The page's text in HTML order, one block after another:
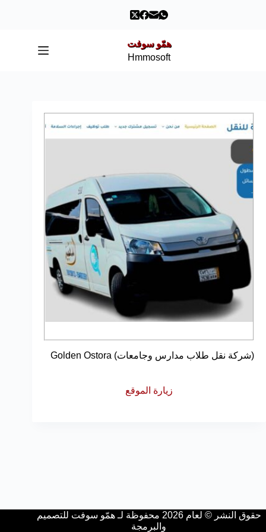
همّو سوفت
Hmmosoft
(شركة نقل طلاب مدارس وجامعات) Golden Ostora
زيارة الموقع
حقوق النشر © لعام 2026 محفوظة لـ همّو سوفت للتصميم
والبرمجة